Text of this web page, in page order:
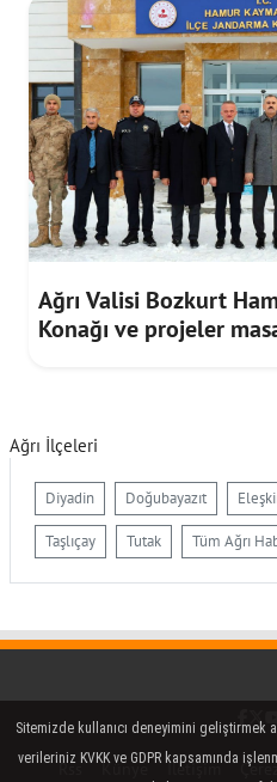
Ağrı Valisi Bozkurt
Konağı ve projeler
Ağrı İlçeleri
Diyadin Doğubayazıt
Taşlıçay Tutak Tüm Ağrı
Rss Künye İletişim
Sitemizde kullanıcı deneyimini geliştirmek
verileriniz KVKK ve GDPR kapsamında